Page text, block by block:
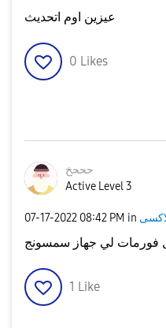
عيزين اوم اتحديث
0 Likes
حححخ
Active Level 3
‎07-17-2022 08:42 PM in
1 Like